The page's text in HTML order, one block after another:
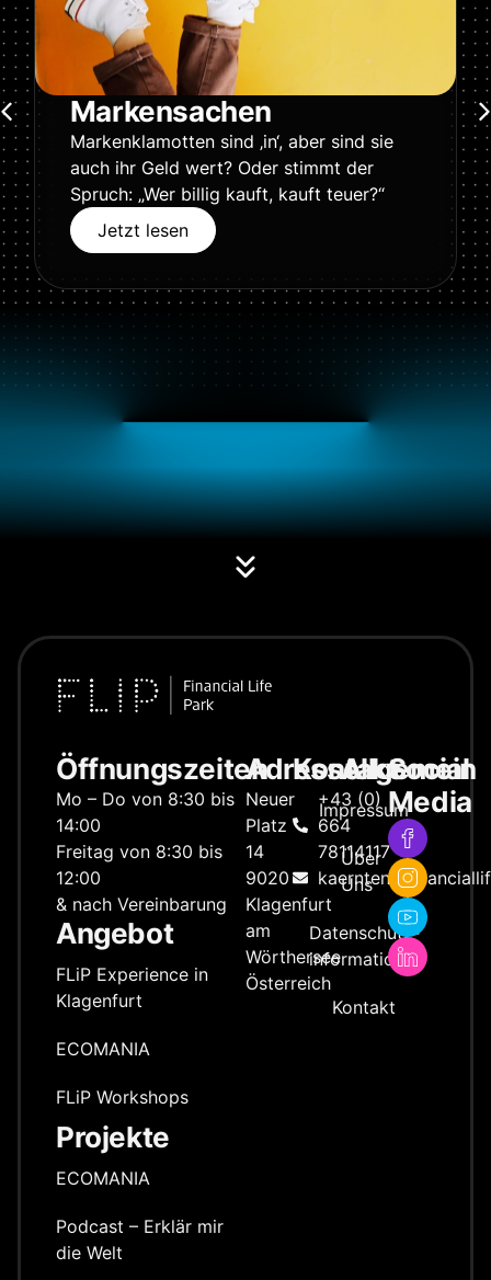
Markensachen
Markenklamotten sind ‚in‘, aber sind sie
auch ihr Geld wert? Oder stimmt der
Spruch: „Wer billig kauft, kauft teuer?“
Jetzt lesen
Öffnungszeiten
Mo – Do von 8:30 bis
14:00
Freitag von 8:30 bis
12:00
& nach Vereinbarung
Angebot
FLiP Experience in
Klagenfurt
ECOMANIA
FLiP Workshops
Projekte
ECOMANIA
Podcast – Erklär mir
die Welt
Adresse
Neuer
Platz
14
9020
Klagenfurt
am
Wörthersee
Österreich
Kontakt
+43 (0)
664
78114117
Allgemein
Impressum
Über
Uns
Datenschutz­
information
Kontakt
Social
Media